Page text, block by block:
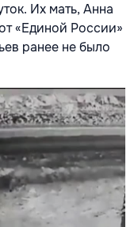
Их мать, Анна
«Единой России»
ранее не было